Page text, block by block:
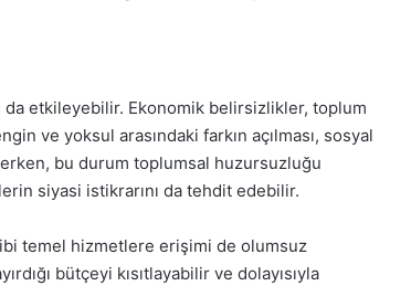
da etkileyebilir. Ekonomik belirsizlikler, toplum
ve yoksul arasındaki farkın açılması, sosyal
bu durum toplumsal huzursuzluğu
siyasi istikrarını da tehdit edebilir.
temel hizmetlere erişimi de olumsuz
bütçeyi kısıtlayabilir ve dolayısıyla